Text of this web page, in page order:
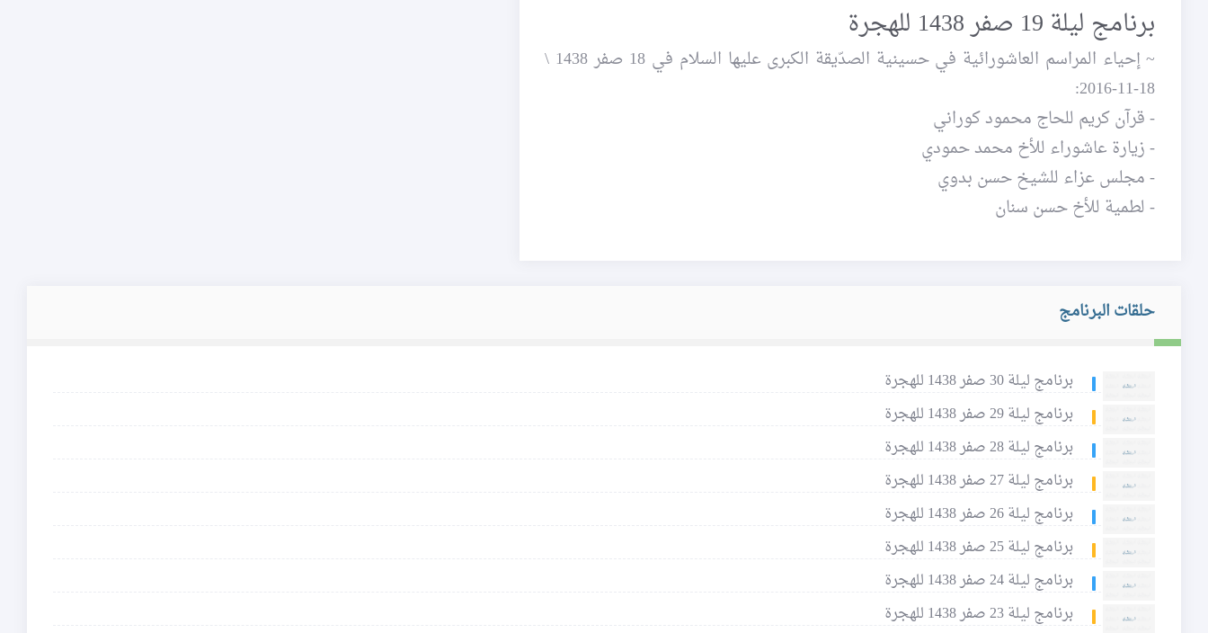
برنامج ليلة 19 صفر 1438 للهجرة
~ إحياء المراسم العاشورائية في حسينية الصدّيقة الكبرى عليها السلام في 18 صفر 1438 \
18-11-2016:
- قرآن كريم للحاج محمود كوراني
- زيارة عاشوراء للأخ محمد حمودي
- مجلس عزاء للشيخ حسن بدوي
- لطمية للأخ حسن سنان
حلقات البرنامج
برنامج ليلة 30 صفر 1438 للهجرة
برنامج ليلة 29 صفر 1438 للهجرة
برنامج ليلة 28 صفر 1438 للهجرة
برنامج ليلة 27 صفر 1438 للهجرة
برنامج ليلة 26 صفر 1438 للهجرة
برنامج ليلة 25 صفر 1438 للهجرة
برنامج ليلة 24 صفر 1438 للهجرة
برنامج ليلة 23 صفر 1438 للهجرة